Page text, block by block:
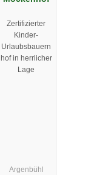
Zertifizierter
Kinder-
Urlaubsbauern
hof in herrlicher
Lage
Argenbühl